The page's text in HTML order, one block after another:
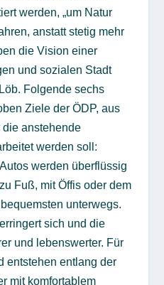
werden, „um Natur
anstatt stetig mehr
die Vision einer
und sozialen Stadt
Folgende sechs
Ziele der ÖDP, aus
die anstehende
werden soll:
werden überflüssig
Fuß, mit Öffis oder dem
unterwegs.
sich und die
und lebenswerter. Für
entstehen entlang der
mit komfortablem